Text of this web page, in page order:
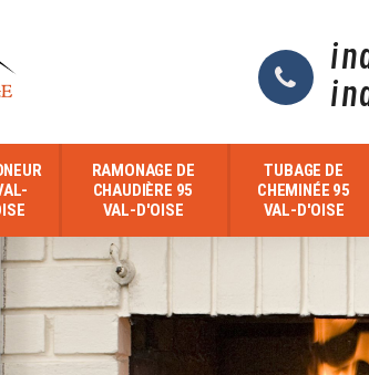
RAMONAGE DE
CHAUDIÈRE 95
VAL-D'OISE
TUBAGE DE
CHEMINÉE 95
VAL-D'OISE